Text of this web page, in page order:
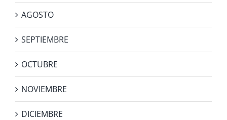
AGOSTO
SEPTIEMBRE
OCTUBRE
NOVIEMBRE
DICIEMBRE